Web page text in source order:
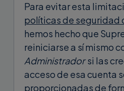
Para evitar esta
políticas de seguridad
hemos hecho que
reiniciarse a sí mismo
Administradorsi las
acceso de esa cuenta
proporcionadas de